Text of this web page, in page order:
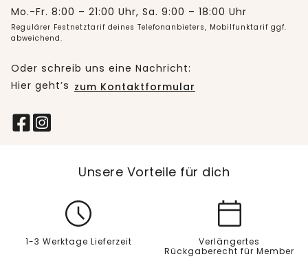
Mo.-Fr. 8:00 – 21:00 Uhr, Sa. 9:00 – 18:00 Uhr
Regulärer Festnetztarif deines Telefonanbieters, Mobilfunktarif ggf.
abweichend.
Oder schreib uns eine Nachricht:
Hier geht’s zum Kontaktformular
Unsere Vorteile für dich
1-3 Werktage Lieferzeit
Verlängertes
Rückgaberecht für Member